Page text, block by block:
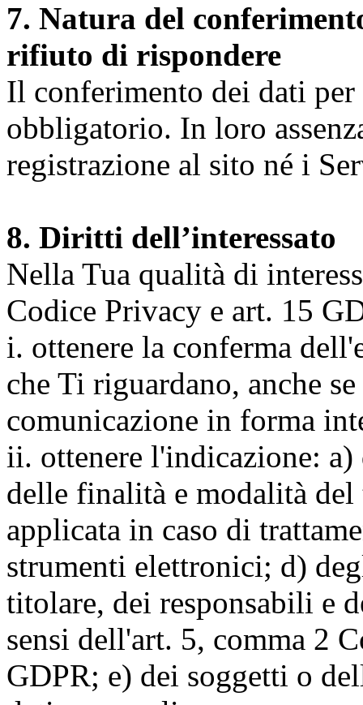
7. Natura del
rifiuto di rispondere
Il conferimento dei dati
obbligatorio. In loro
registrazione al sito né i
8. Diritti dell’interessato
Nella Tua qualità di
Codice Privacy e art. 15
i. ottenere la conferma
che Ti riguardano, anche
comunicazione in forma
ii. ottenere l'indicazione:
delle finalità e modalità
applicata in caso di
strumenti elettronici; d)
titolare, dei responsabili e
sensi dell'art. 5, comma 2
GDPR; e) dei soggetti o